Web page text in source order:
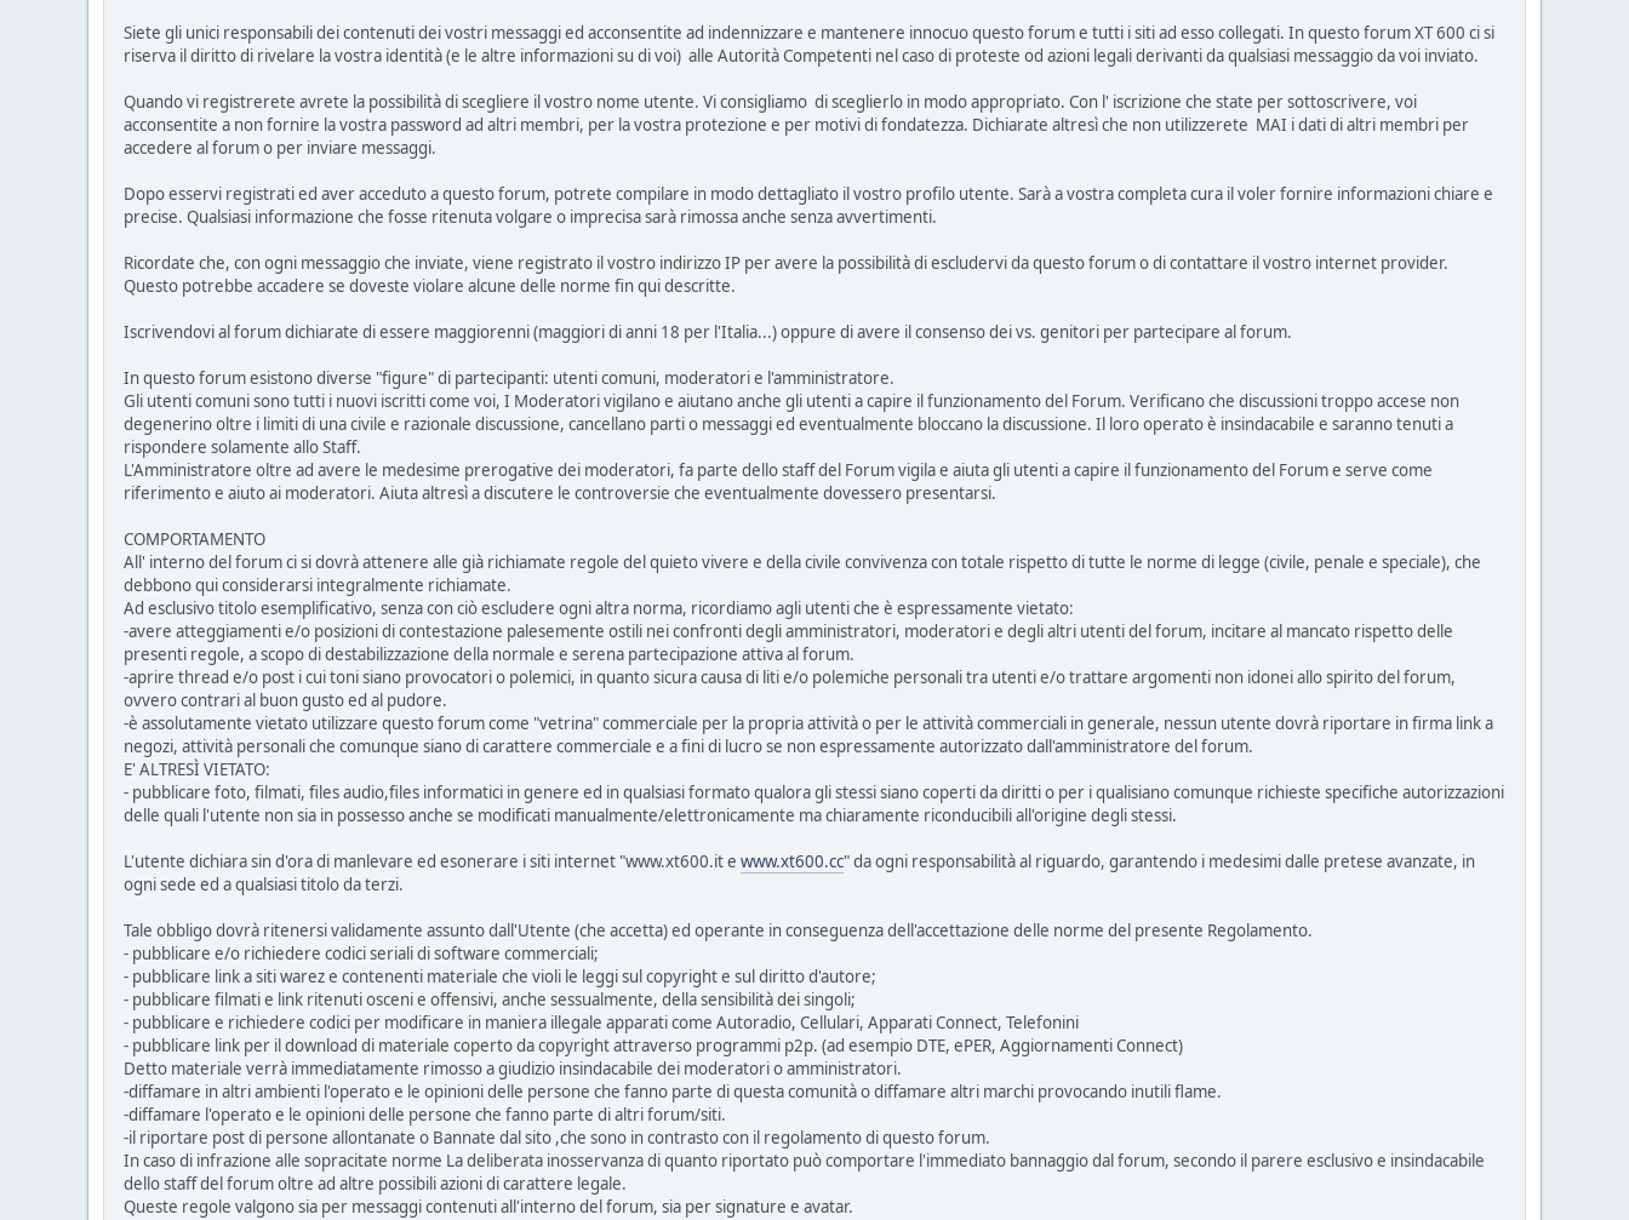
Siete gli unici responsabili dei contenuti dei vostri messaggi ed acconsentite ad indennizzare e mantenere innocuo questo forum e tutti i siti ad esso collegati. In questo forum XT 600 ci si
riserva il diritto di rivelare la vostra identità (e le altre informazioni su di voi) alle Autorità Competenti nel caso di proteste od azioni legali derivanti da qualsiasi messaggio da voi inviato.
Quando vi registrerete avrete la possibilità di scegliere il vostro nome utente. Vi consigliamo di sceglierlo in modo appropriato. Con l' iscrizione che state per sottoscrivere, voi
acconsentite a non fornire la vostra password ad altri membri, per la vostra protezione e per motivi di fondatezza. Dichiarate altresì che non utilizzerete MAI i dati di altri membri per
accedere al forum o per inviare messaggi.
Dopo esservi registrati ed aver acceduto a questo forum, potrete compilare in modo dettagliato il vostro profilo utente. Sarà a vostra completa cura il voler fornire informazioni chiare e
precise. Qualsiasi informazione che fosse ritenuta volgare o imprecisa sarà rimossa anche senza avvertimenti.
Ricordate che, con ogni messaggio che inviate, viene registrato il vostro indirizzo IP per avere la possibilità di escludervi da questo forum o di contattare il vostro internet provider.
Questo potrebbe accadere se doveste violare alcune delle norme fin qui descritte.
Iscrivendovi al forum dichiarate di essere maggiorenni (maggiori di anni 18 per l'Italia...) oppure di avere il consenso dei vs. genitori per partecipare al forum.
In questo forum esistono diverse "figure" di partecipanti: utenti comuni, moderatori e l'amministratore.
Gli utenti comuni sono tutti i nuovi iscritti come voi, I Moderatori vigilano e aiutano anche gli utenti a capire il funzionamento del Forum. Verificano che discussioni troppo accese non
degenerino oltre i limiti di una civile e razionale discussione, cancellano parti o messaggi ed eventualmente bloccano la discussione. Il loro operato è insindacabile e saranno tenuti a
rispondere solamente allo Staff.
L'Amministratore oltre ad avere le medesime prerogative dei moderatori, fa parte dello staff del Forum vigila e aiuta gli utenti a capire il funzionamento del Forum e serve come
riferimento e aiuto ai moderatori. Aiuta altresì a discutere le controversie che eventualmente dovessero presentarsi.
COMPORTAMENTO
All' interno del forum ci si dovrà attenere alle già richiamate regole del quieto vivere e della civile convivenza con totale rispetto di tutte le norme di legge (civile, penale e speciale), che
debbono qui considerarsi integralmente richiamate.
Ad esclusivo titolo esemplificativo, senza con ciò escludere ogni altra norma, ricordiamo agli utenti che è espressamente vietato:
-avere atteggiamenti e/o posizioni di contestazione palesemente ostili nei confronti degli amministratori, moderatori e degli altri utenti del forum, incitare al mancato rispetto delle
presenti regole, a scopo di destabilizzazione della normale e serena partecipazione attiva al forum.
-aprire thread e/o post i cui toni siano provocatori o polemici, in quanto sicura causa di liti e/o polemiche personali tra utenti e/o trattare argomenti non idonei allo spirito del forum,
ovvero contrari al buon gusto ed al pudore.
-è assolutamente vietato utilizzare questo forum come "vetrina" commerciale per la propria attività o per le attività commerciali in generale, nessun utente dovrà riportare in firma link a
negozi, attività personali che comunque siano di carattere commerciale e a fini di lucro se non espressamente autorizzato dall'amministratore del forum.
E' ALTRESÌ VIETATO:
- pubblicare foto, filmati, files audio,files informatici in genere ed in qualsiasi formato qualora gli stessi siano coperti da diritti o per i qualisiano comunque richieste specifiche autorizzazioni
delle quali l'utente non sia in possesso anche se modificati manualmente/elettronicamente ma chiaramente riconducibili all'origine degli stessi.
L'utente dichiara sin d'ora di manlevare ed esonerare i siti internet "www.xt600.it e www.xt600.cc" da ogni responsabilità al riguardo, garantendo i medesimi dalle pretese avanzate, in
ogni sede ed a qualsiasi titolo da terzi.
Tale obbligo dovrà ritenersi validamente assunto dall'Utente (che accetta) ed operante in conseguenza dell'accettazione delle norme del presente Regolamento.
- pubblicare e/o richiedere codici seriali di software commerciali;
- pubblicare link a siti warez e contenenti materiale che violi le leggi sul copyright e sul diritto d'autore;
- pubblicare filmati e link ritenuti osceni e offensivi, anche sessualmente, della sensibilità dei singoli;
- pubblicare e richiedere codici per modificare in maniera illegale apparati come Autoradio, Cellulari, Apparati Connect, Telefonini
- pubblicare link per il download di materiale coperto da copyright attraverso programmi p2p. (ad esempio DTE, ePER, Aggiornamenti Connect)
Detto materiale verrà immediatamente rimosso a giudizio insindacabile dei moderatori o amministratori.
-diffamare in altri ambienti l'operato e le opinioni delle persone che fanno parte di questa comunità o diffamare altri marchi provocando inutili flame.
-diffamare l'operato e le opinioni delle persone che fanno parte di altri forum/siti.
-il riportare post di persone allontanate o Bannate dal sito ,che sono in contrasto con il regolamento di questo forum.
In caso di infrazione alle sopracitate norme La deliberata inosservanza di quanto riportato può comportare l'immediato bannaggio dal forum, secondo il parere esclusivo e insindacabile
dello staff del forum oltre ad altre possibili azioni di carattere legale.
Queste regole valgono sia per messaggi contenuti all'interno del forum, sia per signature e avatar.